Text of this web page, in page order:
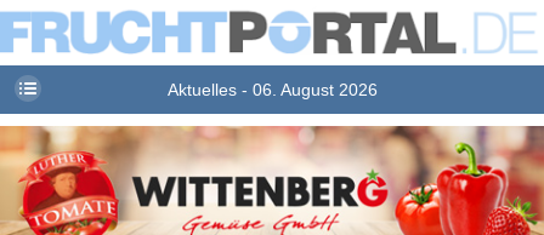
Aktuelles - 06. August 2026